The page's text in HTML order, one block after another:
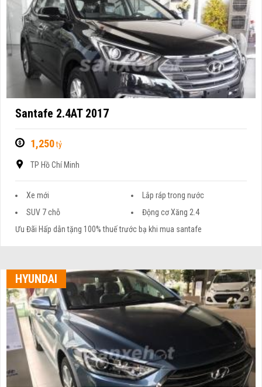
Santafe 2.4AT 2017
1,250tỷ
TP Hồ Chí Minh
Xe mới
Lắp ráp trong nước
SUV 7 chỗ
Động cơ Xăng 2.4
Ưu Đãi Hấp dẫn tặng 100% thuế trước bạ khi mua santafe
HYUNDAI